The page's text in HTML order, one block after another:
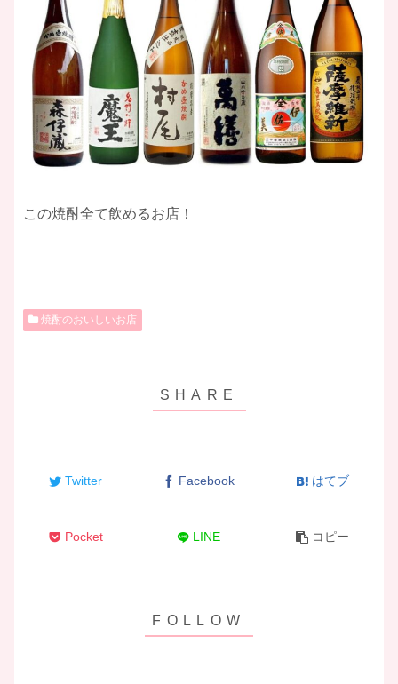
この焼酎全て飲めるお店！
焼酎のおいしいお店
Twitter Facebook はてブ
Pocket LINE コピー